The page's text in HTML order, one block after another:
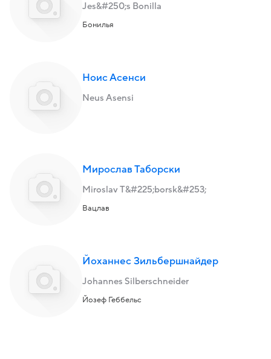
Jes&#250;s Bonilla
Бонилья
Ноис Асенси
Neus Asensi
Мирослав Таборски
Miroslav T&#225;borsk&#253;
Вацлав
Йоханнес Зильбершнайдер
Johannes Silberschneider
Йозеф Геббельс